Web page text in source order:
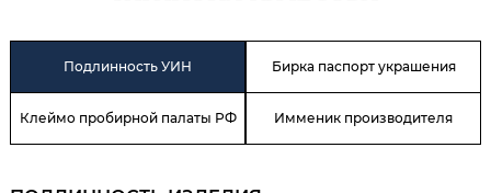
Подлинность УИН Бирка паспорт украшения
Клеймо пробирной палаты РФ Имменик производителя